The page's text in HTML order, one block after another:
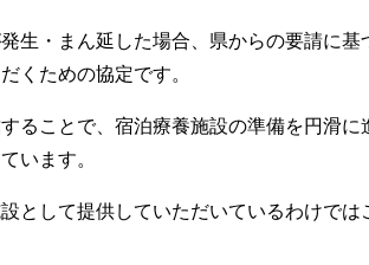
生・まん延した場合、県からの要請に
くための協定です。
ることで、宿泊療養施設の準備を円滑
います。
として提供していただいているわけでは